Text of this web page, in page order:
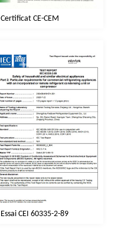
Certificat CE-CEM
Essai CEI 60335-2-89